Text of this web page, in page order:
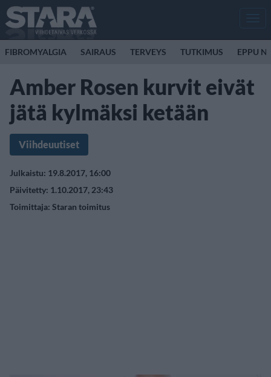
FIBROMYALGIA SAIRAUS TERVEYS TUTKIMUS EPPU
Amber Rosen kurvit eivät
jätä kylmäksi ketään
Viihdeuutiset
Julkaistu: 19.8.2017, 16:00
Päivitetty: 1.10.2017, 23:43
Toimittaja: Staran toimitus